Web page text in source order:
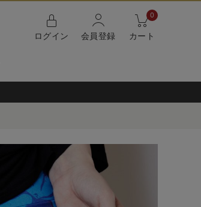
ログイン 会員登録
0
カート